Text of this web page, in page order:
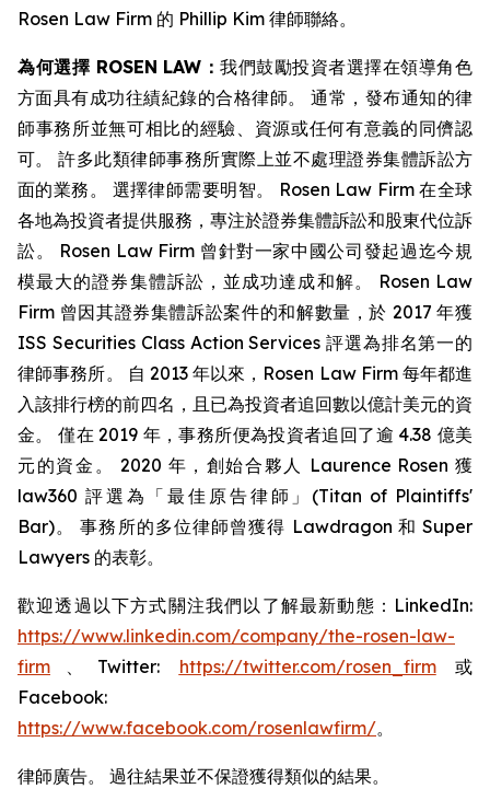
Rosen Law Firm 的 Phillip Kim 律師聯絡。
為何選擇 ROSEN LAW：我們鼓勵投資者選擇在領導角色
方面具有成功往績紀錄的合格律師。 通常，發布通知的律
師事務所並無可相比的經驗、資源或任何有意義的同儕認
可。 許多此類律師事務所實際上並不處理證券集體訴訟方
面的業務。 選擇律師需要明智。 Rosen Law Firm 在全球
各地為投資者提供服務，專注於證券集體訴訟和股東代位訴
訟。 Rosen Law Firm 曾針對一家中國公司發起過迄今規
模最大的證券集體訴訟，並成功達成和解。 Rosen Law
Firm 曾因其證券集體訴訟案件的和解數量，於 2017 年獲
ISS Securities Class Action Services 評選為排名第一的
律師事務所。 自 2013 年以來，Rosen Law Firm 每年都進
入該排行榜的前四名，且已為投資者追回數以億計美元的資
金。 僅在 2019 年，事務所便為投資者追回了逾 4.38 億美
元的資金。 2020 年，創始合夥人 Laurence Rosen 獲
law360 評選為「最佳原告律師」(Titan of Plaintiffs'
Bar)。 事務所的多位律師曾獲得 Lawdragon 和 Super
Lawyers 的表彰。
歡迎透過以下方式關注我們以了解最新動態：LinkedIn:
https://www.linkedin.com/company/the-rosen-law-
firm 、Twitter: https://twitter.com/rosen_firm或
Facebook:
https://www.facebook.com/rosenlawfirm/。
律師廣告。 過往結果並不保證獲得類似的結果。